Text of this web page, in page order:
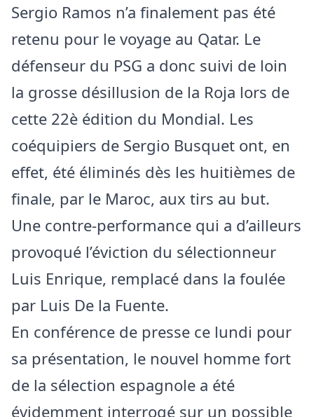
Sergio Ramos n’a finalement pas été
retenu pour le voyage au Qatar. Le
défenseur du PSG a donc suivi de loin
la grosse désillusion de la Roja lors de
cette 22è édition du Mondial. Les
coéquipiers de Sergio Busquet ont, en
effet, été éliminés dès les huitièmes de
finale, par le Maroc, aux tirs au but.
Une contre-performance qui a d’ailleurs
provoqué l’éviction du sélectionneur
Luis Enrique, remplacé dans la foulée
par Luis De la Fuente.
En conférence de presse ce lundi pour
sa présentation, le nouvel homme fort
de la sélection espagnole a été
évidemment interrogé sur un possible